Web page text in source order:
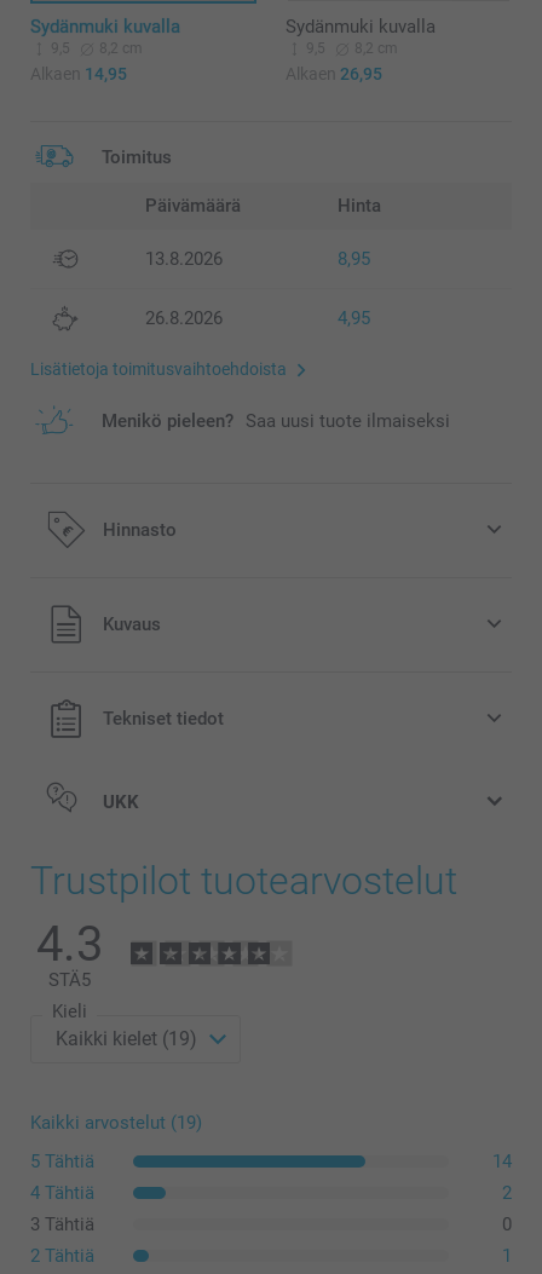
Sydänmuki kuvalla
9,5 8,2 cm
Alkaen 14,95
Sydänmuki kuvalla
9,5 8,2 cm
Alkaen 26,95
Toimitus
Päivämäärä Hinta
13.8.2026 8,95
26.8.2026 4,95
Lisätietoja toimitusvaihtoehdoista
Menikö pieleen? Saa uusi tuote ilmaiseksi
Hinnasto
Kaikki hinnat ovat euroina, sisältävät arvonlisäveron ja
eivät sisällä postikuluja.
Kuvaus
Tekniset tiedot
UKK
Trustpilot tuotearvostelut
4.3
STÄ5
Kieli
Kaikki arvostelut (19)
5 Tähtiä
14
4 Tähtiä
2
3 Tähtiä
0
2 Tähtiä
1